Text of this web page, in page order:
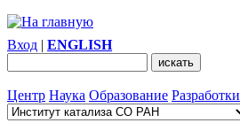
Вход | ENGLISH
Центр Наука Образование Разработки